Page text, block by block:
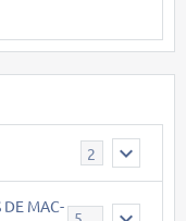
2
DE MAC-